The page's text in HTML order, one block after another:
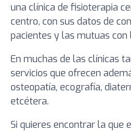
una clínica de fisioterapia
centro, con sus datos de
pacientes y las mutuas con
En muchas de las clínicas
servicios que ofrecen
osteopatía, ecografía,
etcétera.
Si quieres encontrar la que